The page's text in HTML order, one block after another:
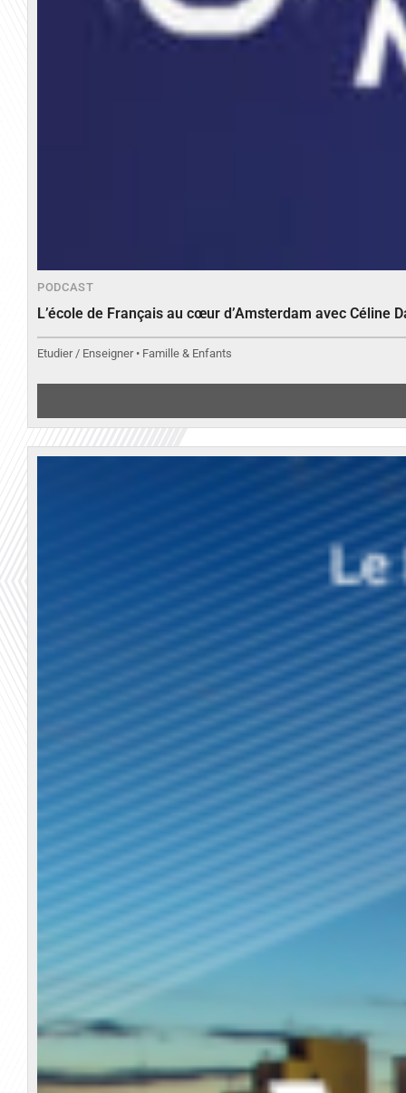
PODCAST
L’école de Français au cœur d’Amsterdam avec Céline
Etudier / Enseigner • Famille & Enfants